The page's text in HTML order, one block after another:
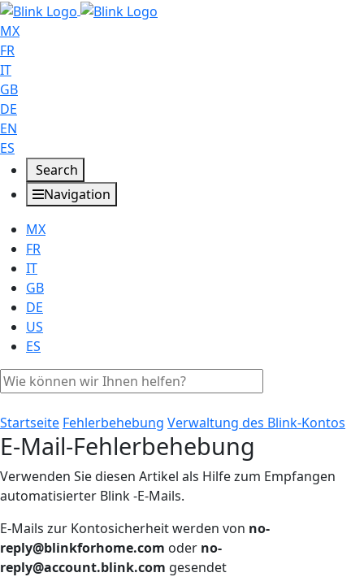
MX
FR
IT
GB
DE
EN
ES
Search
Navigation
MX
FR
IT
GB
DE
US
ES
Startseite Fehlerbehebung Verwaltung des Blink-Kontos
E-Mail-Fehlerbehebung
Verwenden Sie diesen Artikel als Hilfe zum Empfangen
automatisierter Blink -E-Mails.
E-Mails zur Kontosicherheit werden von no-
reply@blinkforhome.com oder no-
reply@account.blink.com gesendet